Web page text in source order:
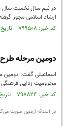
ارشاد اسلامی مجوز
کد خبر: ۷۹۹۵۰۸ تاریخ انتشار : ۱۴۰۱/۰۸/۰۳
دومین مرحله
اسماعیلی گفت: دومین
محرومیت زدایی
کد خبر: ۷۹۸۸۲۴ تاریخ انتشار : ۱۴۰۱/۰۷/۲۶
در آستانه اربعین صورت